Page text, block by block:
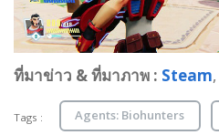
ที่มาข่าว & ที่มาภาพ : Steam,
Tags : Agents: Biohunters